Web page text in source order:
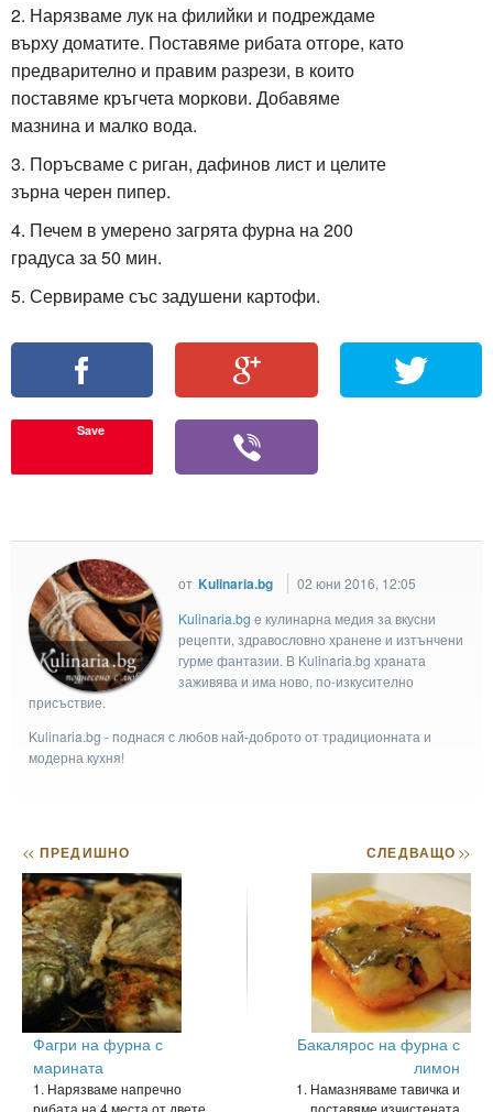
2. Нарязваме лук на филийки и подреждаме
върху доматите. Поставяме рибата отгоре, като
предварително и правим разрези, в които
поставяме кръгчета моркови. Добавяме
мазнина и малко вода.
3. Поръсваме с риган, дафинов лист и целите
зърна черен пипер.
4. Печем в умерено загрята фурна на 200
градуса за 50 мин.
5. Сервираме със задушени картофи.
Save
от Kulinaria.bg
02 юни 2016, 12:05
Kulinaria.bg e кулинарна медия за вкусни
рецепти, здравословно хранене и изтънчени
гурме фантазии. В Kulinaria.bg храната
заживява и има ново, по-изкусително
присъствие.
Kulinaria.bg - поднася с любов най-доброто от традиционната и
модерна кухня!
<< ПРЕДИШНО
Фагри на фурна с
марината
1. Нарязваме напречно
рибата на 4 места от двете
СЛЕДВАЩО>>
Бакалярос на фурна с
лимон
1. Намазняваме тавичка и
поставяме изчистената